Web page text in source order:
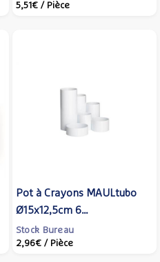
5,51€ / Pièce
Pot à Crayons MAULtubo
Ø15x12,5cm 6
compartiments Blanc
Stock Bureau
2,96€ / Pièce